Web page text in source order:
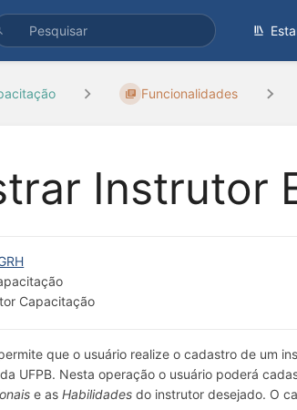
Funcionalidades
Instrutor
Capacitação
que o usuário realize o cadastro de um
UFPB. Nesta operação o usuário poderá
e asHabilidades do instrutor desejado. O